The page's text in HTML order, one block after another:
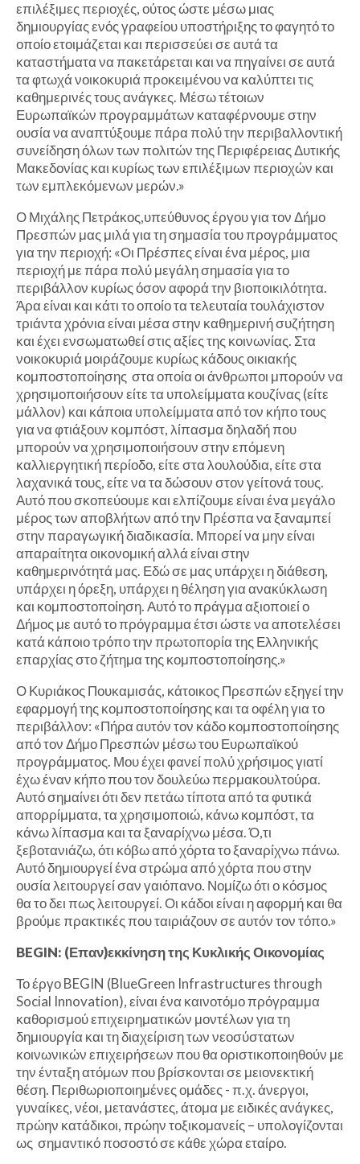
επιλέξιμες περιοχές, ούτος ώστε μέσω μιας
δημιουργίας ενός γραφείου υποστήριξης το φαγητό το
οποίο ετοιμάζεται και περισσεύει σε αυτά τα
καταστήματα να πακετάρεται και να πηγαίνει σε αυτά
τα φτωχά νοικοκυριά προκειμένου να καλύπτει τις
καθημερινές τους ανάγκες. Μέσω τέτοιων
Ευρωπαϊκών προγραμμάτων καταφέρνουμε στην
ουσία να αναπτύξουμε πάρα πολύ την περιβαλλοντική
συνείδηση όλων των πολιτών της Περιφέρειας Δυτικής
Μακεδονίας και κυρίως των επιλέξιμων περιοχών και
των εμπλεκόμενων μερών.»
Ο Μιχάλης Πετράκος,υπεύθυνος έργου για τον Δήμο
Πρεσπών μας μιλά για τη σημασία του προγράμματος
για την περιοχή: «Οι Πρέσπες είναι ένα μέρος, μια
περιοχή με πάρα πολύ μεγάλη σημασία για το
περιβάλλον κυρίως όσον αφορά την βιοποικιλότητα.
Άρα είναι και κάτι το οποίο τα τελευταία τουλάχιστον
τριάντα χρόνια είναι μέσα στην καθημερινή συζήτηση
και έχει ενσωματωθεί στις αξίες της κοινωνίας. Στα
νοικοκυριά μοιράζουμε κυρίως κάδους οικιακής
κομποστοποίησης στα οποία οι άνθρωποι μπορούν να
χρησιμοποιήσουν είτε τα υπολείμματα κουζίνας (είτε
μάλλον) και κάποια υπολείμματα από τον κήπο τους
για να φτιάξουν κομπόστ, λίπασμα δηλαδή που
μπορούν να χρησιμοποιήσουν στην επόμενη
καλλιεργητική περίοδο, είτε στα λουλούδια, είτε στα
λαχανικά τους, είτε να τα δώσουν στον γείτονά τους.
Αυτό που σκοπεύουμε και ελπίζουμε είναι ένα μεγάλο
μέρος των αποβλήτων από την Πρέσπα να ξαναμπεί
στην παραγωγική διαδικασία. Μπορεί να μην είναι
απαραίτητα οικονομική αλλά είναι στην
καθημερινότητά μας. Εδώ σε μας υπάρχει η διάθεση,
υπάρχει η όρεξη, υπάρχει η θέληση για ανακύκλωση
και κομποστοποίηση. Αυτό το πράγμα αξιοποιεί ο
Δήμος με αυτό το πρόγραμμα έτσι ώστε να αποτελέσει
κατά κάποιο τρόπο την πρωτοπορία της Ελληνικής
επαρχίας στο ζήτημα της κομποστοποίησης.»
Ο Κυριάκος Πουκαμισάς, κάτοικος Πρεσπών εξηγεί την
εφαρμογή της κομποστοποίησης και τα οφέλη για το
περιβάλλον: «Πήρα αυτόν τον κάδο κομποστοποίησης
από τον Δήμο Πρεσπών μέσω του Ευρωπαϊκού
προγράμματος. Μου έχει φανεί πολύ χρήσιμος γιατί
έχω έναν κήπο που τον δουλεύω περμακουλτούρα.
Αυτό σημαίνει ότι δεν πετάω τίποτα από τα φυτικά
απορρίμματα, τα χρησιμοποιώ, κάνω κομπόστ, τα
κάνω λίπασμα και τα ξαναρίχνω μέσα. Ό,τι
ξεβοτανιάζω, ότι κόβω από χόρτα το ξαναρίχνω πάνω.
Αυτό δημιουργεί ένα στρώμα από χόρτα που στην
ουσία λειτουργεί σαν γαιόπανο. Νομίζω ότι ο κόσμος
θα το δει πως λειτουργεί. Οι κάδοι είναι η αφορμή και θα
βρούμε πρακτικές που ταιριάζουν σε αυτόν τον τόπο.»
BEGIN: (Επαν)εκκίνηση της Κυκλικής Οικονομίας
Το έργο BEGIN (BlueGreen Infrastructures through
Social Innovation), είναι ένα καινοτόμο πρόγραμμα
καθορισμού επιχειρηματικών μοντέλων για τη
δημιουργία και τη διαχείριση των νεοσύστατων
κοινωνικών επιχειρήσεων που θα οριστικοποιηθούν με
την ένταξη ατόμων που βρίσκονται σε μειονεκτική
θέση. Περιθωριοποιημένες ομάδες - π.χ. άνεργοι,
γυναίκες, νέοι, μετανάστες, άτομα με ειδικές ανάγκες,
πρώην κατάδικοι, πρώην τοξικομανείς – υπολογίζονται
ως σημαντικό ποσοστό σε κάθε χώρα εταίρο.